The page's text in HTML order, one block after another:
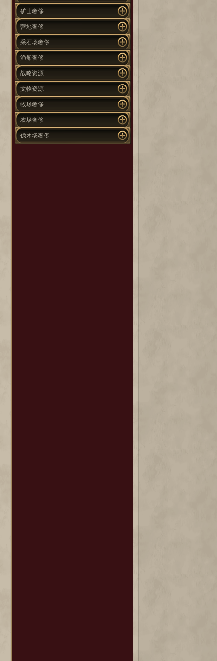
矿山奢侈
营地奢侈
采石场奢侈
渔船奢侈
战略资源
文物资源
牧场奢侈
农场奢侈
伐木场奢侈